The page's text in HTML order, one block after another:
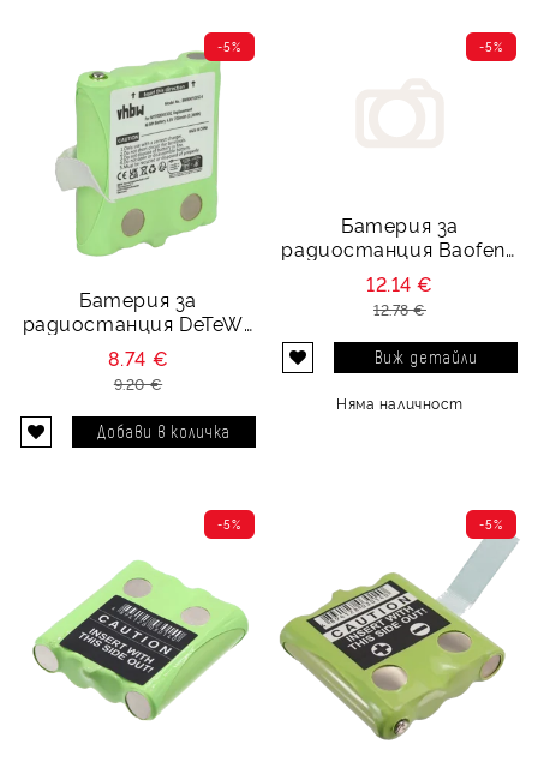
Батерия за
радиостанция DeTeWe
Outdoor PMR 8000 - 4.8V
700 mAh
-5%
8.74 €
9.20 €
Батерия за
радиостанция Baofeng
BF-T1 UHF - 3.7V 1200
mAh
-5%
12.14 €
12.78 €
Виж детайли
Няма наличност
-5% -5%